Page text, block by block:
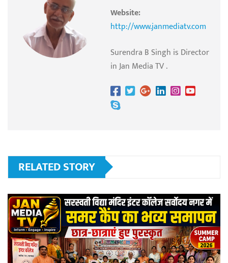
Website:
http://www.janmediatv.com
Surendra B Singh is Director
in Jan Media TV .
RELATED STORY